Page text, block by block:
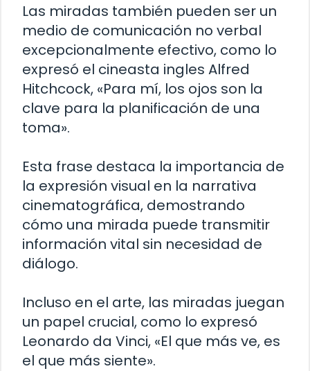
Las miradas también pueden ser un
medio de comunicación no verbal
excepcionalmente efectivo, como lo
expresó el cineasta ingles Alfred
Hitchcock, «Para mí, los ojos son la
clave para la planificación de una
toma».
Esta frase destaca la importancia de
la expresión visual en la narrativa
cinematográfica, demostrando
cómo una mirada puede transmitir
información vital sin necesidad de
diálogo.
Incluso en el arte, las miradas juegan
un papel crucial, como lo expresó
Leonardo da Vinci, «El que más ve, es
el que más siente».